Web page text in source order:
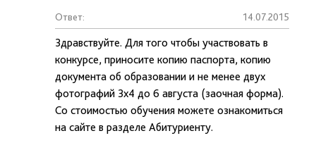
Ответ: 14.07.2015
Здравствуйте. Для того чтобы участвовать в
конкурсе, приносите копию паспорта, копию
документа об образовании и не менее двух
фотографий 3х4 до 6 августа (заочная форма).
Со стоимостью обучения можете ознакомиться
на сайте в разделе Абитуриенту.